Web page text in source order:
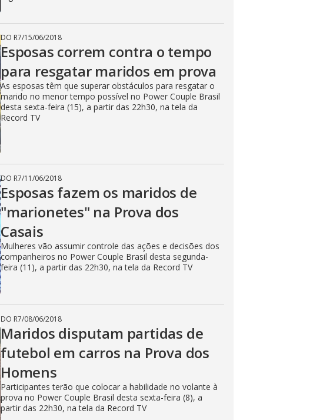
DO R7/15/06/2018
Esposas correm contra o tempo
para resgatar maridos em prova
As esposas têm que superar obstáculos para resgatar o
marido no menor tempo possível no Power Couple Brasil
desta sexta-feira (15), a partir das 22h30, na tela da
Record TV
DO R7/11/06/2018
Esposas fazem os maridos de
"marionetes" na Prova dos
Casais
Mulheres vão assumir controle das ações e decisões dos
companheiros no Power Couple Brasil desta segunda-
feira (11), a partir das 22h30, na tela da Record TV
DO R7/08/06/2018
Maridos disputam partidas de
futebol em carros na Prova dos
Homens
Participantes terão que colocar a habilidade no volante à
prova no Power Couple Brasil desta sexta-feira (8), a
partir das 22h30, na tela da Record TV